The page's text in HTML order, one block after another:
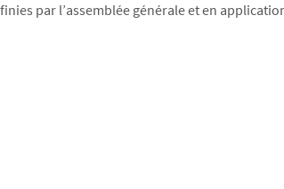
par l’assemblée générale et en